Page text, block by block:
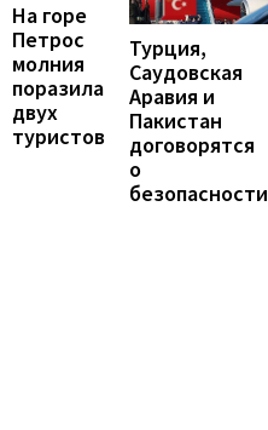
На горе
Петрос
молния
поразила
двух
туристов
Турция,
Саудовская
Аравия и
Пакистан
договорятся
о
безопасности